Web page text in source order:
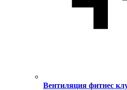
Вентиляция фитнес